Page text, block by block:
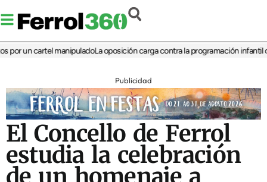
un cartel manipuladoLa oposición carga contra la programación infantil de
Publicidad
El Concello de Ferrol
estudia la celebración
de un homenaje a